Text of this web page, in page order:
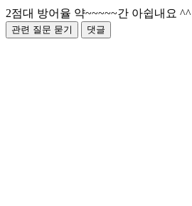
2점대 방어율 약~~~~~간 아쉽내요 ^^